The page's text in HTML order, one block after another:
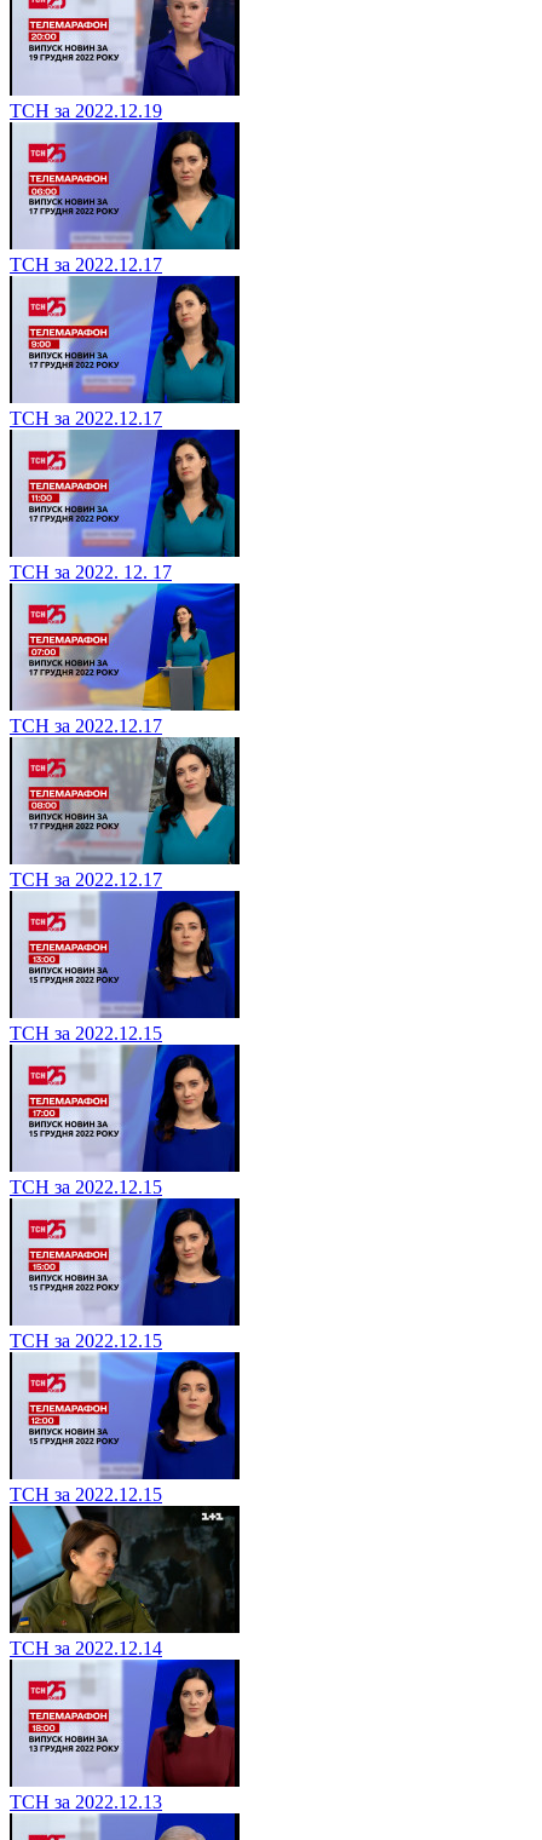
ТСН за 2022.12.19
ТСН за 2022.12.17
ТСН за 2022.12.17
ТСН за 2022. 12. 17
ТСН за 2022.12.17
ТСН за 2022.12.17
ТСН за 2022.12.15
ТСН за 2022.12.15
ТСН за 2022.12.15
ТСН за 2022.12.15
ТСН за 2022.12.14
ТСН за 2022.12.13